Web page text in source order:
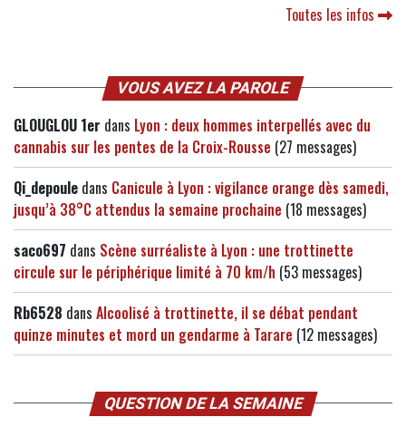
Toutes les infos
VOUS AVEZ LA PAROLE
GLOUGLOU 1er dans Lyon : deux hommes interpellés avec du
cannabis sur les pentes de la Croix-Rousse (27 messages)
Qi_depoule dans Canicule à Lyon : vigilance orange dès samedi,
jusqu’à 38°C attendus la semaine prochaine (18 messages)
saco697 dans Scène surréaliste à Lyon : une trottinette
circule sur le périphérique limité à 70 km/h (53 messages)
Rb6528 dans Alcoolisé à trottinette, il se débat pendant
quinze minutes et mord un gendarme à Tarare (12 messages)
QUESTION DE LA SEMAINE